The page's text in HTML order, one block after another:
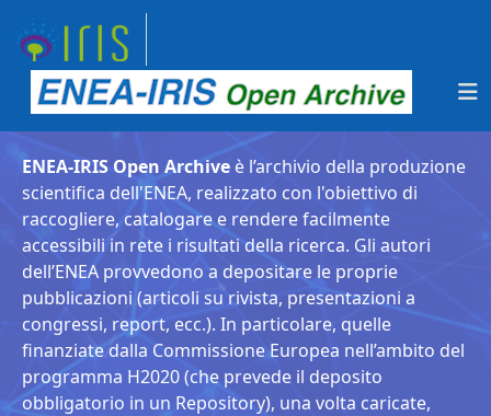
ENEA-IRIS Open Archive è l’archivio della produzione
scientifica dell'ENEA, realizzato con l'obiettivo di
raccogliere, catalogare e rendere facilmente
accessibili in rete i risultati della ricerca. Gli autori
dell’ENEA provvedono a depositare le proprie
pubblicazioni (articoli su rivista, presentazioni a
congressi, report, ecc.). In particolare, quelle
finanziate dalla Commissione Europea nell’ambito del
programma H2020 (che prevede il deposito
obbligatorio in un Repository), una volta caricate,